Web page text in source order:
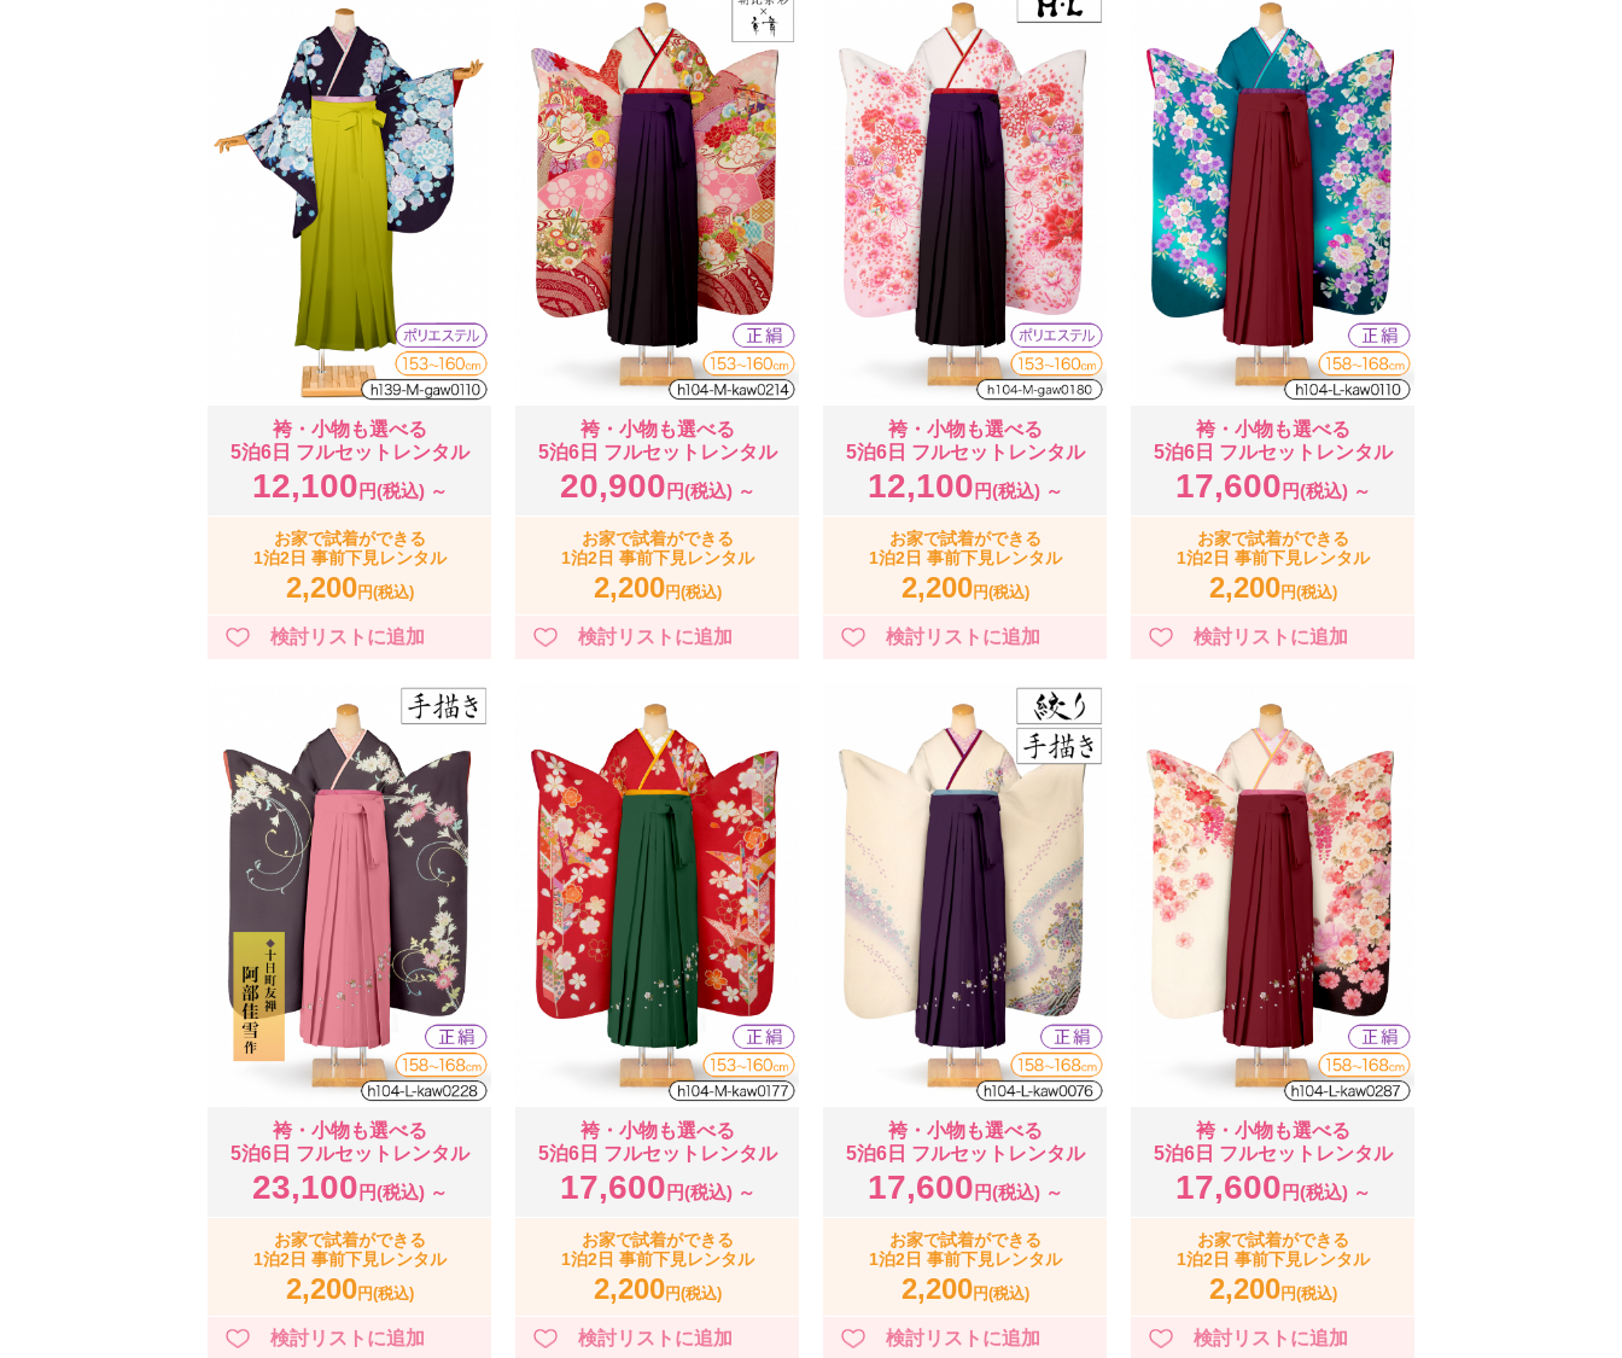
袴・小物も選べる
5泊6日 フルセットレンタル
12,100 円(税込) ～
お家で試着ができる
1泊2日 事前下見レンタル
2,200円(税込)
袴・小物も選べる
5泊6日 フルセットレンタル
20,900 円(税込) ～
お家で試着ができる
1泊2日 事前下見レンタル
2,200円(税込)
袴・小物も選べる
5泊6日 フルセットレンタル
12,100 円(税込) ～
お家で試着ができる
1泊2日 事前下見レンタル
2,200円(税込)
袴・小物も選べる
5泊6日 フルセットレンタル
17,600 円(税込) ～
お家で試着ができる
1泊2日 事前下見レンタル
2,200円(税込)
袴・小物も選べる
5泊6日 フルセットレンタル
23,100 円(税込) ～
お家で試着ができる
1泊2日 事前下見レンタル
2,200円(税込)
袴・小物も選べる
5泊6日 フルセットレンタル
17,600 円(税込) ～
お家で試着ができる
1泊2日 事前下見レンタル
2,200円(税込)
袴・小物も選べる
5泊6日 フルセットレンタル
17,600 円(税込) ～
お家で試着ができる
1泊2日 事前下見レンタル
2,200円(税込)
袴・小物も選べる
5泊6日 フルセットレンタル
17,600 円(税込) ～
お家で試着ができる
1泊2日 事前下見レンタル
2,200円(税込)